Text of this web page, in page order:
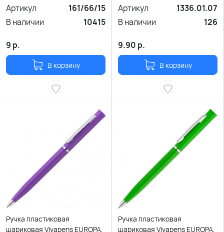
Артикул
161/66/15
В наличии
10415
9 р.
В корзину
Артикул
1336.01.07
В наличии
126
9.90 р.
В корзину
Ручка пластиковая
шариковая Vivapens EUROPA,
Ручка пластиковая
шариковая Vivapens EUROPA,